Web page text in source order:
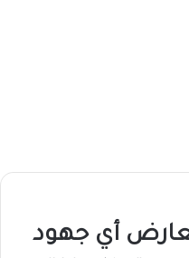
أي جهود